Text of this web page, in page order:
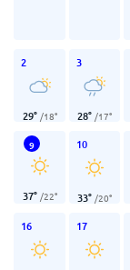
2
29° /18°
3
28° /17°
9
37° /22°
10
33° /20°
16 17